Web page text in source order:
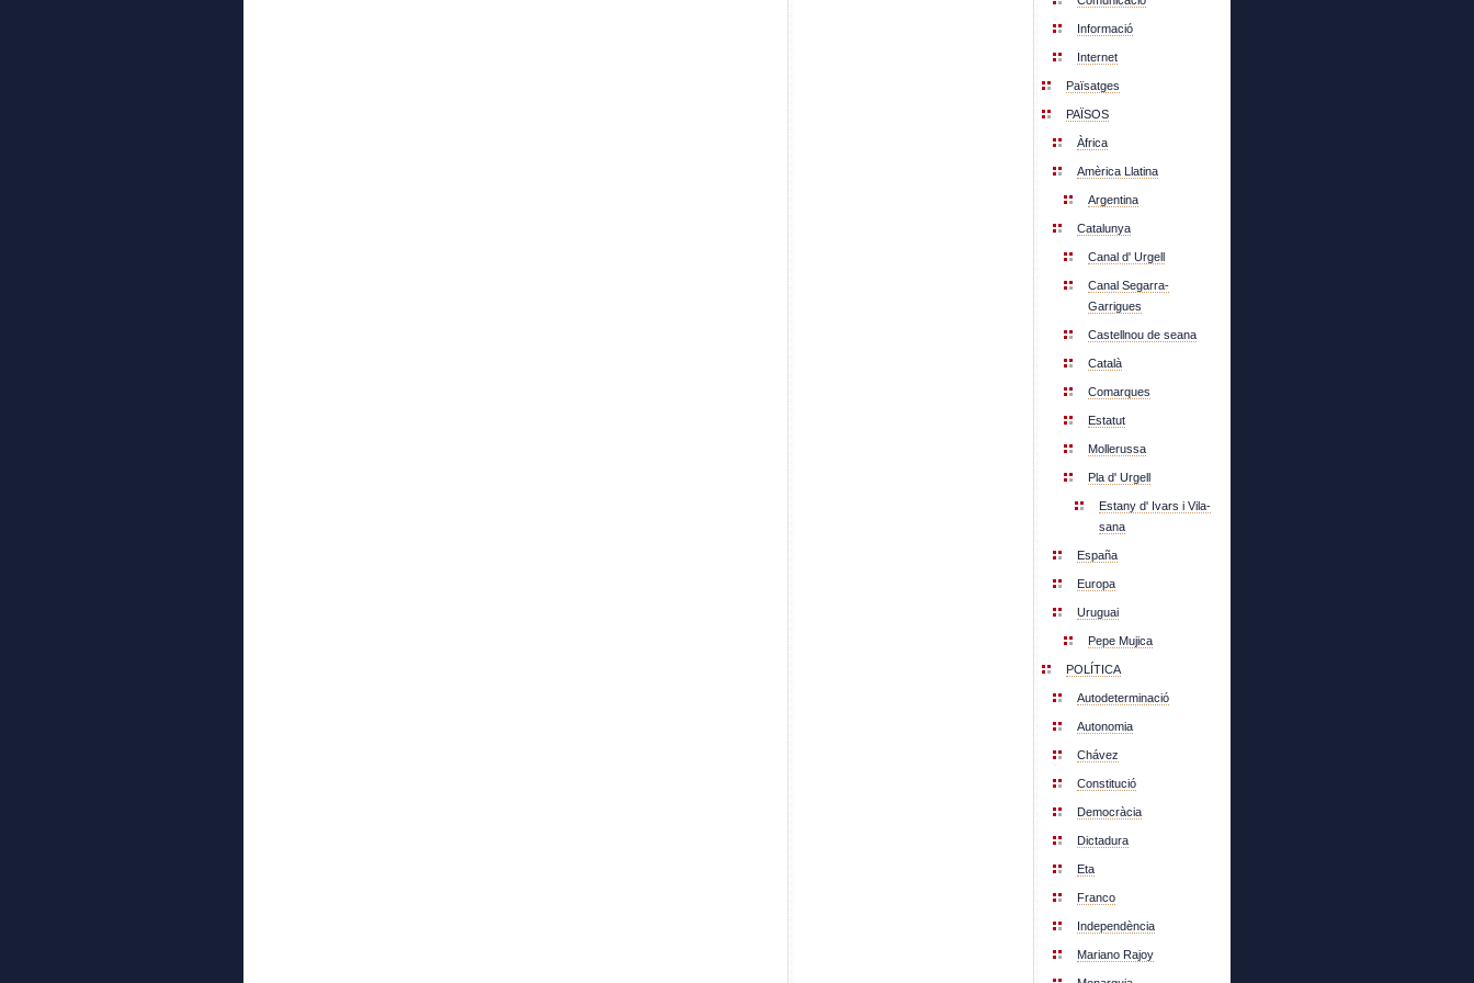
Informació
Internet
Païsatges
PAÏSOS
Àfrica
Amèrica Llatina
Argentina
Catalunya
Canal d' Urgell
Canal Segarra-
Garrigues
Castellnou de seana
Català
Comarques
Estatut
Mollerussa
Pla d' Urgell
Estany d' Ivars i Vila-
sana
España
Europa
Uruguai
Pepe Mujica
POLÍTICA
Autodeterminació
Autonomia
Chávez
Constitució
Democràcia
Dictadura
Eta
Franco
Independència
Mariano Rajoy